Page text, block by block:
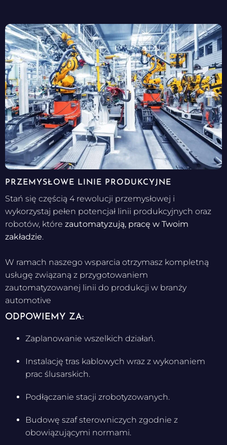
PRZEMYSŁOWE LINIE PRODUKCYJNE
Stań się częścią 4 rewolucji przemysłowej i
wykorzystaj pełen potencjał linii produkcyjnych oraz
robotów, które zautomatyzują, pracę w Twoim
zakładzie.
W ramach naszego wsparcia otrzymasz kompletną
usługę związaną z przygotowaniem
zautomatyzowanej linii do produkcji w branży
automotive
ODPOWIEMY ZA:
Zaplanowanie wszelkich działań.
Instalację tras kablowych wraz z wykonaniem
prac ślusarskich.
Podłączanie stacji zrobotyzowanych.
Budowę szaf sterowniczych zgodnie z
obowiązującymi normami.